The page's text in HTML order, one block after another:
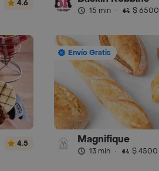
4.6
15 min · $ 6500
4.5
Envío Gratis
Magnifique
13 min · $ 4500